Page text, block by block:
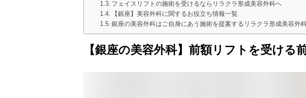
フェイスリフトの施術を受けるならリラクラ形成美容外科へ
【銀座】美容外科に関するお役立ち情報一覧
銀座の美容外科はご自身にあう施術を提案するリラクラ形成美容外
【銀座の美容外科】前額リフトを受け